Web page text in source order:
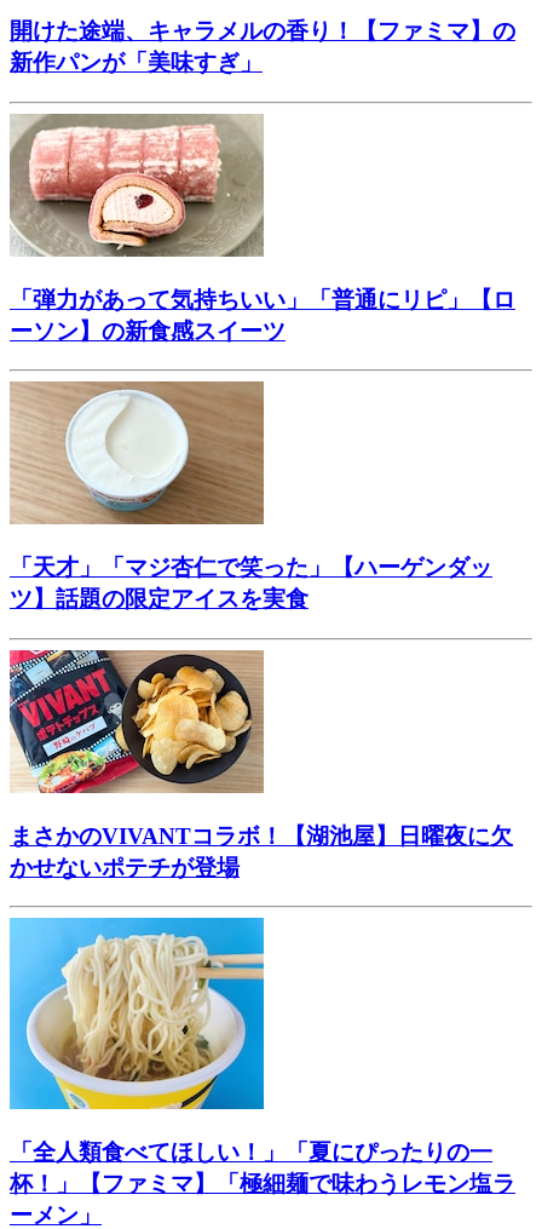
開けた途端、キャラメルの香り！【ファミマ】の
新作パンが「美味すぎ」
「弾力があって気持ちいい」「普通にリピ」【ロ
ーソン】の新食感スイーツ
「天才」「マジ杏仁で笑った」【ハーゲンダッ
ツ】話題の限定アイスを実食
まさかのVIVANTコラボ！【湖池屋】日曜夜に欠
かせないポテチが登場
「全人類食べてほしい！」「夏にぴったりの一
杯！」【ファミマ】「極細麺で味わうレモン塩ラ
ーメン」